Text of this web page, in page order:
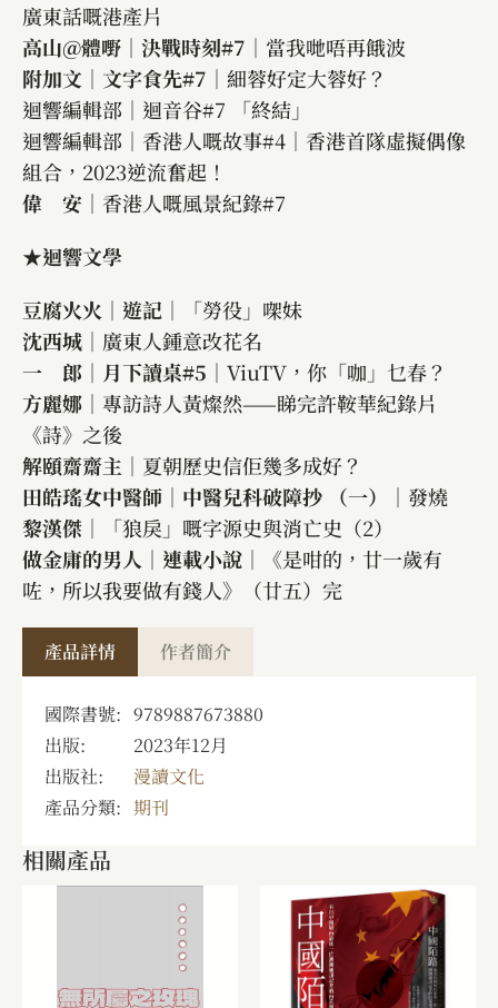
廣東話嘅港產片
高山@體嘢｜決戰時刻#7 ｜當我哋唔再餓波
附加文｜文字食先#7 ｜細蓉好定大蓉好？
迴響編輯部｜迴音谷#7 「終結」
迴響編輯部｜香港人嘅故事#4｜香港首隊虛擬偶像
組合，2023逆流奮起！
偉 安 ｜香港人嘅風景紀錄#7
★迴響文學
豆腐火火｜遊記 ｜「勞役」㗎妹
沈西城 ｜廣東人鍾意改花名
一 郎｜月下讀桌#5 ｜ViuTV，你「咖」乜春？
方麗娜 ｜專訪詩人黃燦然——睇完許鞍華紀錄片
《詩》之後
解頤齋齋主 ｜夏朝歷史信佢幾多成好？
田皓瑤女中醫師｜中醫兒科破障抄 （一）
｜發燒
黎漢傑 ｜「狼戾」嘅字源史與消亡史（2）
做金庸的男人｜連載小說 ｜《是咁的，廿一歲有
咗，所以我要做有錢人》（廿五）完
產品詳情 作者簡介
國際書號: 9789887673880
出版:
2023年12月
出版社:
漫讀文化
產品分類: 期刊
相關產品